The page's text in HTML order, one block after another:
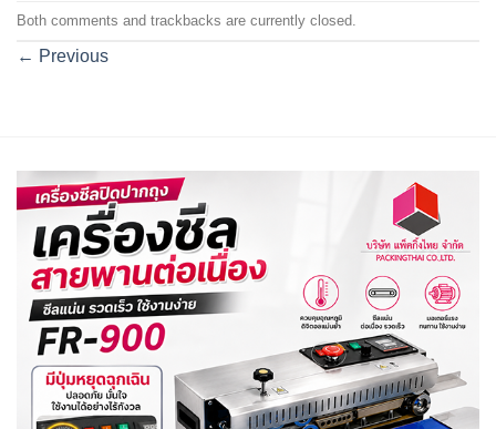
Both comments and trackbacks are currently closed.
← Previous